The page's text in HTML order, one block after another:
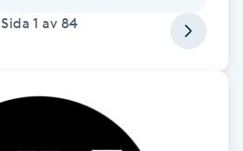
Sida 1 av 84